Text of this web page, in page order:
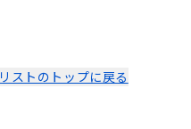
リストのトップに戻る